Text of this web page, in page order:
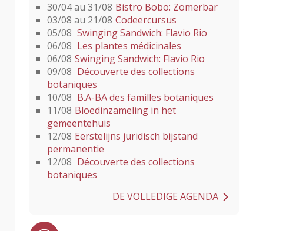
30/04 au 31/08 Bistro Bobo: Zomerbar
03/08 au 21/08 Codeercursus
05/08 Swinging Sandwich: Flavio Rio
06/08 Les plantes médicinales
06/08 Swinging Sandwich: Flavio Rio
09/08 Découverte des collections
botaniques
10/08 B.A-BA des familles botaniques
11/08 Bloedinzameling in het
gemeentehuis
12/08 Eerstelijns juridisch bijstand
permanentie
12/08 Découverte des collections
botaniques
DE VOLLEDIGE AGENDA